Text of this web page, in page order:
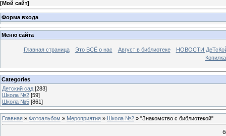
[Мой сайт]
Форма входа
Меню сайта
Главная страница Это ВСЁ о нас Август в библиотеке
НОВОСТИ
Categories
Детский сад [283]
Школа №2 [59]
Школа №5 [861]
Главная » Фотоальбом » Мероприятия » Школа №2 » "Знакомство с библиотекой"